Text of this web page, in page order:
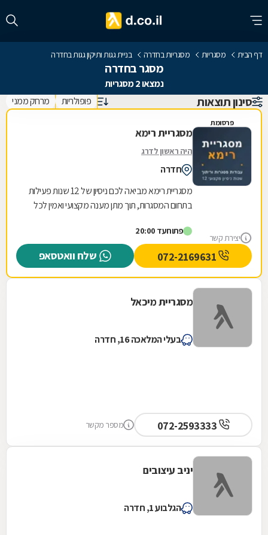
דף הבית מסגריות מסגריות בחדרה בניית גגות ותיקון גגות בחדרה
מסגר בחדרה
נמצאו 2 מסגריות
סינון תוצאות פופולריות מרחק ממני
פרסומת
יצירת קשר
מסגריית רימא
היה ראשון לדרג
חדרה
מסגריית רימא מביאה לכם ניסיון של 12 שנות פעילות
בתחום המסגרות, תוך מתן מענה מקצועי ואמין לכל
פתוחעד 20:00
שלח וואטסאפ
מסגריית מיכאל
בעלי המלאכה 16, חדרה
מספר מקשר
יניב עיצובים
הגלבוע 1, חדרה